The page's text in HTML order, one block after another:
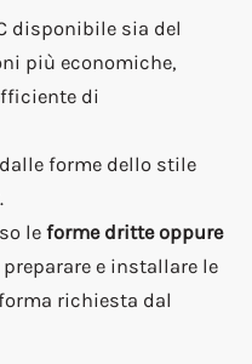
disponibile sia del
più economiche,
di
forme dello stile
le forme dritte oppure
e installare le
richiesta dal